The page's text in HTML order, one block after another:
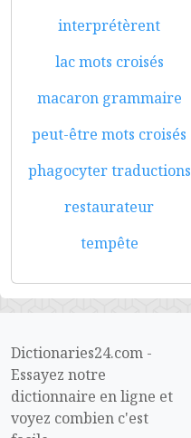
interprétèrent
lac mots croisés
macaron grammaire
peut-être mots croisés
phagocyter traductions
restaurateur
tempête
Dictionaries24.com -
Essayez notre
dictionnaire en ligne et
voyez combien c'est